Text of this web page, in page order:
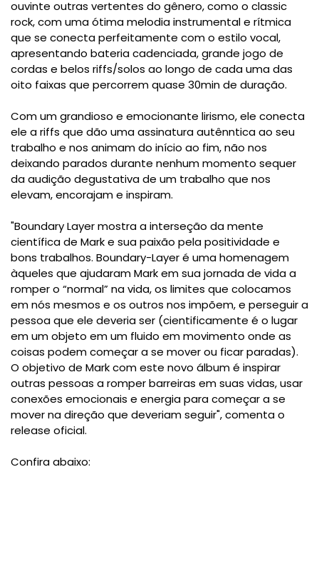
ouvinte outras vertentes do gênero, como o classic
rock, com uma ótima melodia instrumental e rítmica
que se conecta perfeitamente com o estilo vocal,
apresentando bateria cadenciada, grande jogo de
cordas e belos riffs/solos ao longo de cada uma das
oito faixas que percorrem quase 30min de duração.
Com um grandioso e emocionante lirismo, ele conecta
ele a riffs que dão uma assinatura autênntica ao seu
trabalho e nos animam do início ao fim, não nos
deixando parados durante nenhum momento sequer
da audição degustativa de um trabalho que nos
elevam, encorajam e inspiram.
"Boundary Layer mostra a interseção da mente
científica de Mark e sua paixão pela positividade e
bons trabalhos. Boundary-Layer é uma homenagem
àqueles que ajudaram Mark em sua jornada de vida a
romper o “normal” na vida, os limites que colocamos
em nós mesmos e os outros nos impõem, e perseguir a
pessoa que ele deveria ser (cientificamente é o lugar
em um objeto em um fluido em movimento onde as
coisas podem começar a se mover ou ficar paradas).
O objetivo de Mark com este novo álbum é inspirar
outras pessoas a romper barreiras em suas vidas, usar
conexões emocionais e energia para começar a se
mover na direção que deveriam seguir", comenta o
release oficial.
Confira abaixo: